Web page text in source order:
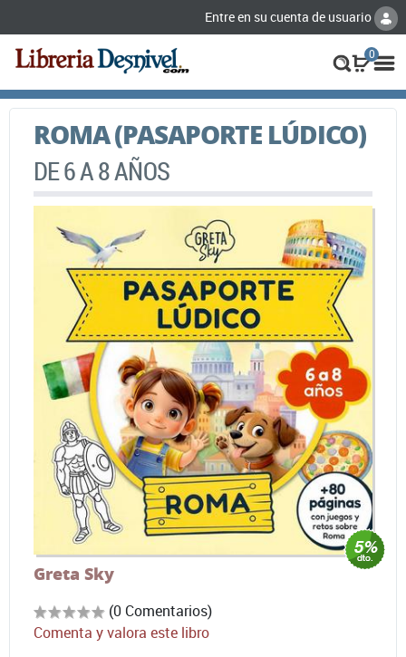
Entre en su cuenta de usuario
0
ROMA (PASAPORTE LÚDICO)
DE 6 A 8 AÑOS
Greta Sky
(0 Comentarios)
Comenta y valora este libro